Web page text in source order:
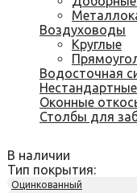
Воздуховоды
Круглые
Водосточная
Оконные
Столбы для
В наличии
Тип покрытия:
Оцинкованный